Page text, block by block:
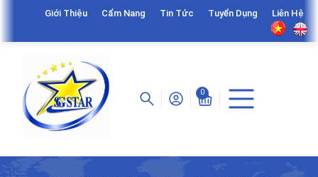
Giới Thiệu Cẩm Nang Tin Tức Tuyển Dụng Liên Hệ
0